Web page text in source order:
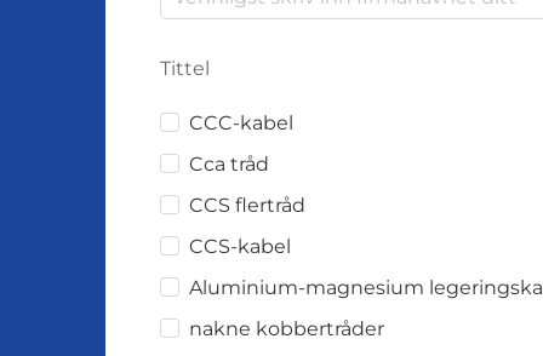
Tittel
CCC-kabel
Cca tråd
CCS flertråd
CCS-kabel
Aluminium-magnesium
nakne kobbertråder